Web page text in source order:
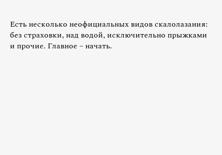
Есть несколько неофициальных видов скалолазания:
без страховки, над водой, исключительно прыжками
и прочие. Главное – начать.